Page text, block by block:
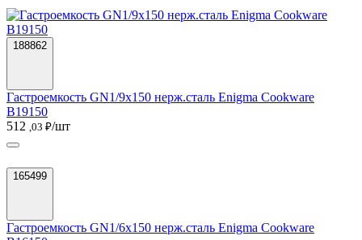
188862
Гастроемкость GN1/9х150 нерж.сталь Enigma Cookware
B19150
512 ,03 ₽/шт
165499
Гастроемкость GN1/6х150 нерж.сталь Enigma Cookware